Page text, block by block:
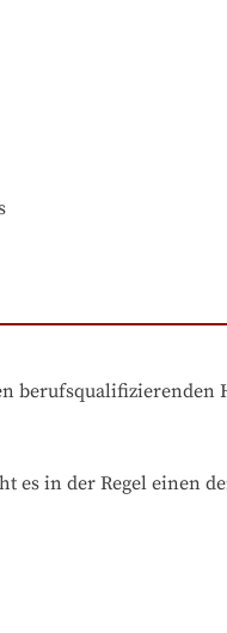
berufsqualifizierenden
es in der Regel einen